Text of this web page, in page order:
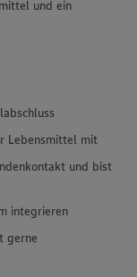
und ein
Lebensmittel mit
und bist
integrieren
gerne